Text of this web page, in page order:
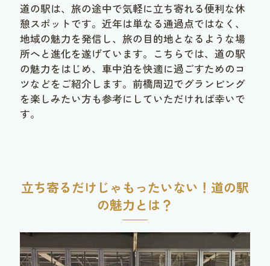
道の駅は、旅の途中で気軽に立ち寄れる便利な休
憩スポットです。近年は単なる通過点ではなく、
地域の魅力を発信し、旅の目的地となるような場
所へと進化を遂げています。こちらでは、道の駅
の魅力をはじめ、車中泊を快適に過ごすためのコ
ツなどをご紹介します。前橋周辺でグランピング
を楽しみたい方も参考にしていただければ幸いで
す。
立ち寄るだけじゃもったいない！道の駅
の魅力とは？